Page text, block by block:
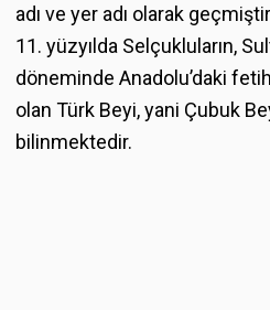
adı ve yer adı olarak
11. yüzyılda Selçukluların,
döneminde Anadolu’daki
olan Türk Beyi, yani Çubuk
bilinmektedir.